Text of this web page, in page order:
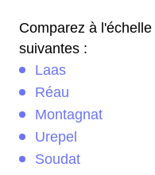
Comparez à
suivantes :
Laas
Réau
Montagnat
Urepel
Soudat